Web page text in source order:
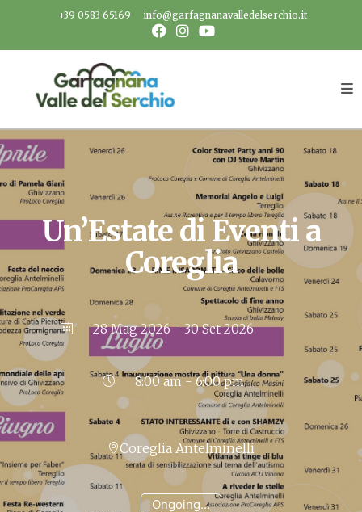
+39 0583 65169 info@garfagnanavalledelserchio.it
Un’Estate di Eventi a
Coreglia
28 Mag 2026- 30 Set 2026
Ongoing...
8:00 am - 6:00 pm
Coreglia Antelminelli